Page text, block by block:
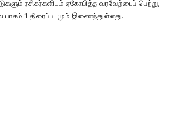
ரசிகர்களிடம் ஏகோபித்த வரவேற்பைப் பெற்று,
பாகம் 1 திரைப்படமும் இணைந்துள்ளது.